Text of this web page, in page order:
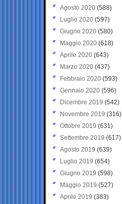
Agosto 2020 (588)
Luglio 2020 (597)
Giugno 2020 (580)
Maggio 2020 (618)
Aprile 2020 (643)
Marzo 2020 (437)
Febbraio 2020 (593)
Gennaio 2020 (596)
Dicembre 2019 (542)
Novembre 2019 (316)
Ottobre 2019 (631)
Settembre 2019 (617)
Agosto 2019 (639)
Luglio 2019 (654)
Giugno 2019 (598)
Maggio 2019 (527)
Aprile 2019 (383)